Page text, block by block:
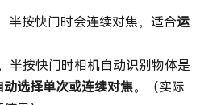
半按快门时会连续对焦，适合运
半按快门时相机自动识别物体是
动选择单次或连续对焦。（实际